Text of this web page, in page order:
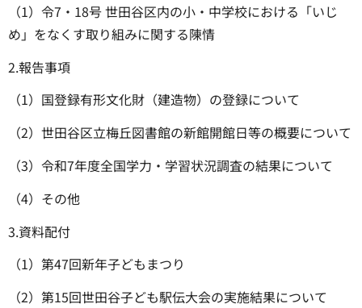
（1）令7・18号 世田谷区内の小・中学校における「いじ
め」をなくす取り組みに関する陳情
2.報告事項
（1）国登録有形文化財（建造物）の登録について
（2）世田谷区立梅丘図書館の新館開館日等の概要について
（3）令和7年度全国学力・学習状況調査の結果について
（4）その他
3.資料配付
（1）第47回新年子どもまつり
（2）第15回世田谷子ども駅伝大会の実施結果について